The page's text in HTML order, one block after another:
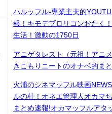
ハルッフル-専業主夫的
報！キモデブロリコンおたく
生活！激動の1750日
アニゲタレスト（元祖！アニ
きこもりニートのオナベ的ま
火浦のシネマッフル映画
ルの杜！オネエ管理人オカマ
まとめ速報!オカマッフルアタ